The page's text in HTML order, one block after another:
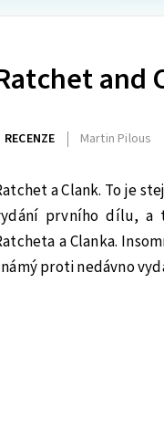
and
RECENZE Martin Pilous
a Clank. To je
prvního dílu, a
a Clanka.
proti nedávno